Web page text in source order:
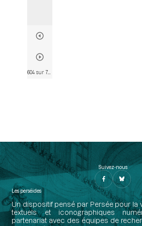
Suivez-nous
Les perséides
Un dispositif pensé par Persée pour la
textuels et iconographiques
partenariat avec des équipes de